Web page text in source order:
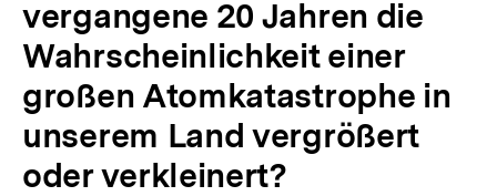
vergangene 20 Jahren die
Wahrscheinlichkeit einer
großen Atomkatastrophe in
unserem Land vergrößert
oder verkleinert?